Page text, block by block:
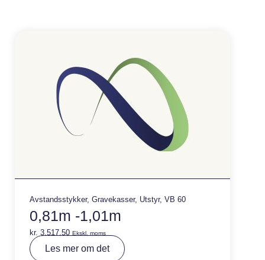
Avstandsstykker, Gravekasser, Utstyr, VB 60
0,81m -1,01m
kr. 3.517,50 Ekskl. moms
Les mer om det